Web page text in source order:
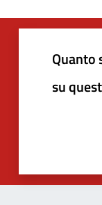
Quanto
su